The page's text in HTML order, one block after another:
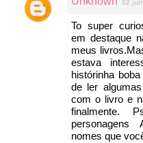
02
To super
em destaque
meus
estava
histórinha
de ler
com o livro e
finalmente.
personagens
nomes que